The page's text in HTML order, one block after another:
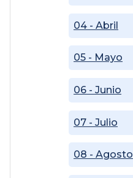
04 - Abril
05 - Mayo
06 - Junio
07 - Julio
08 - Agosto